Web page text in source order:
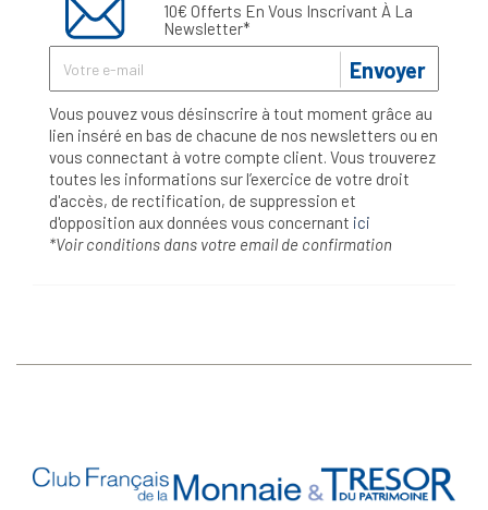
10€ Offerts En Vous Inscrivant À La
Newsletter*
Envoyer
Vous pouvez vous désinscrire à tout moment grâce au
lien inséré en bas de chacune de nos newsletters ou en
vous connectant à votre compte client. Vous trouverez
toutes les informations sur l’exercice de votre droit
d'accès, de rectification, de suppression et
d'opposition aux données vous concernant ici
*Voir conditions dans votre email de confirmation